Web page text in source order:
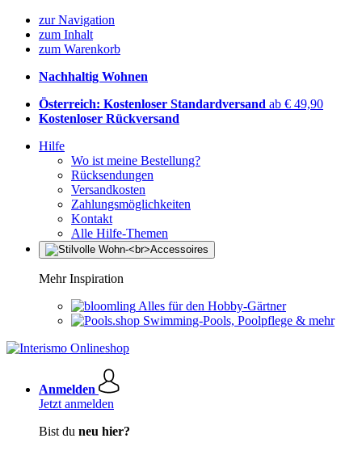
zur Navigation
zum Inhalt
zum Warenkorb
Nachhaltig Wohnen
Österreich: Kostenloser Standardversand ab € 49,90
Kostenloser Rückversand
Hilfe
Wo ist meine Bestellung?
Rücksendungen
Versandkosten
Zahlungsmöglichkeiten
Kontakt
Alle Hilfe-Themen
Mehr Inspiration
Alles für den Hobby-Gärtner
Swimming-Pools, Poolpflege & mehr
Anmelden
Jetzt anmelden
Bist du neu hier?